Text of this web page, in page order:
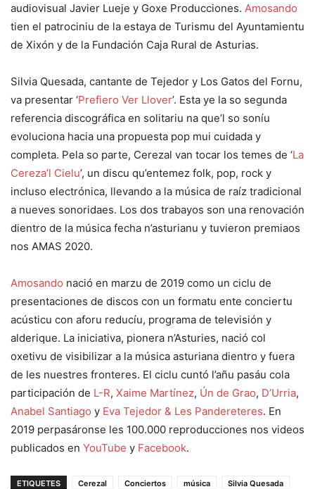
audiovisual Javier Lueje y Goxe Producciones. Amosando
tien el patrociniu de la estaya de Turismu del Ayuntamientu
de Xixón y de la Fundación Caja Rural de Asturias.
Silvia Quesada, cantante de Tejedor y Los Gatos del Fornu,
va presentar ‘Prefiero Ver Llover’. Esta ye la so segunda
referencia discográfica en solitariu na que’l so soníu
evoluciona hacia una propuesta pop mui cuidada y
completa. Pela so parte, Cerezal van tocar los temes de ‘La
Cereza’l Cielu’, un discu qu’entemez folk, pop, rock y
incluso electrónica, llevando a la música de raíz tradicional
a nueves sonoridaes. Los dos trabayos son una renovación
dientro de la música fecha n’asturianu y tuvieron premiaos
nos AMAS 2020.
Amosando nació en marzu de 2019 como un ciclu de
presentaciones de discos con un formatu ente conciertu
acústicu con aforu reducíu, programa de televisión y
alderique. La iniciativa, pionera n’Asturies, nació col
oxetivu de visibilizar a la música asturiana dientro y fuera
de les nuestres fronteres. El ciclu cuntó l’añu pasáu cola
participación de L-R, Xaime Martínez, Ún de Grao, D’Urria,
Anabel Santiago y Eva Tejedor & Les Pandereteres. En
2019 perpasáronse les 100.000 reproducciones nos videos
publicados en YouTube y Facebook.
ETIQUETES Cerezal Conciertos música
Silvia Quesada